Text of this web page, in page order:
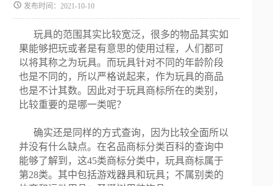
发布时间：2021-10-10
玩具的范围其实比较宽泛，很多的物品其实如
果能够把玩或者是有意思的使用过程，人们都可
以将其称之为玩具。而玩具针对不同的年龄阶段
也是不同的，所以严格说起来，作为玩具的商品
也是不计其数。因此对于玩具商标所在的类别，
比较重要的是哪一类呢？
确实还是同样的方式查询，因为比较全面所以
并没有什么缺点。在名品商标分类百科的查询中
能够了解到，这45类商标分类中，玩具商标属于
第28类。其中包括游戏器具和玩具；不属别类的